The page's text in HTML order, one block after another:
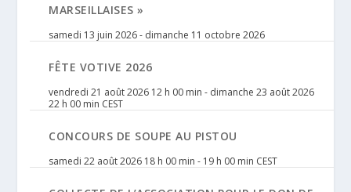
MARSEILLAISES »
samedi 13 juin 2026- dimanche 11 octobre 2026
FÊTE VOTIVE 2026
vendredi 21 août 2026 12 h 00 min - dimanche 23 août 2026
22 h 00 min CEST
CONCOURS DE SOUPE AU PISTOU
samedi 22 août 2026 18 h 00 min - 19 h 00 min CEST